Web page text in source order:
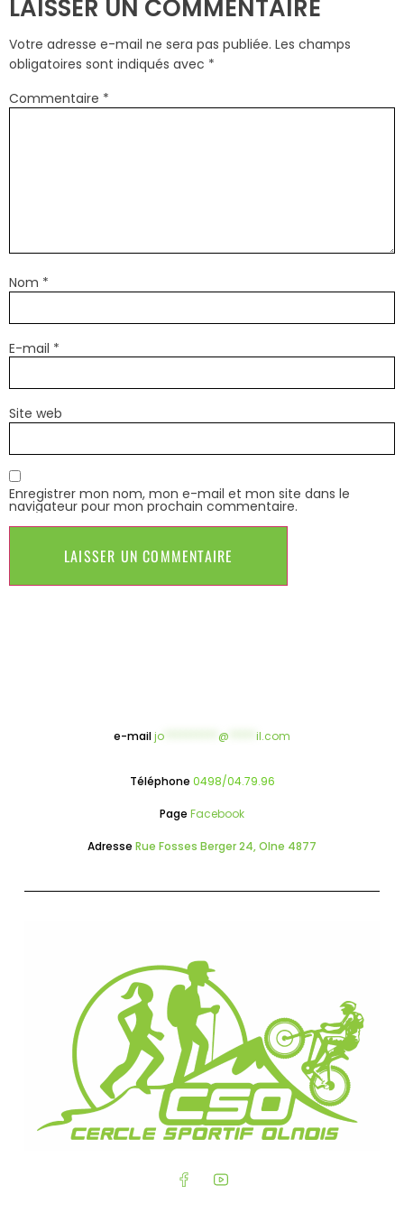
LAISSER UN COMMENTAIRE
Votre adresse e-mail ne sera pas publiée. Les champs
obligatoires sont indiqués avec *
Commentaire *
Nom *
E-mail *
Site web
Enregistrer mon nom, mon e-mail et mon site dans le
navigateur pour mon prochain commentaire.
e-mailjo @ il.com
Téléphone 0498/04.79.96
Page Facebook
Adresse Rue Fosses Berger 24, Olne 4877